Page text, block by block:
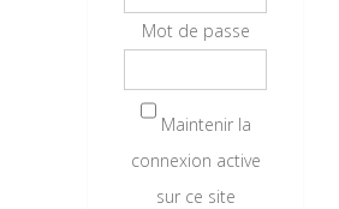
Mot de passe
Maintenir la
connexion active
sur ce site